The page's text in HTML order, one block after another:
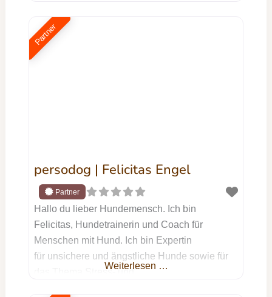
Partner
persodog | Felicitas Engel
Hallo du lieber Hundemensch. Ich bin
Felicitas, Hundetrainerin und Coach für
Menschen mit Hund. Ich bin Expertin
für unsichere und ängstliche Hunde sowie für
das Thema Stress- und
Weiterlesen …